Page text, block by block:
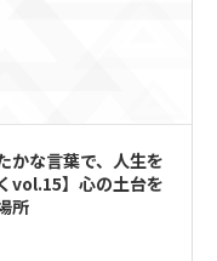
かな言葉で、人生を
vol.15】心の土台を
所